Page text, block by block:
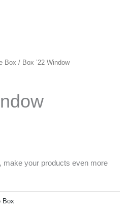
Box / Box ’22 Window
make your products even more
Box